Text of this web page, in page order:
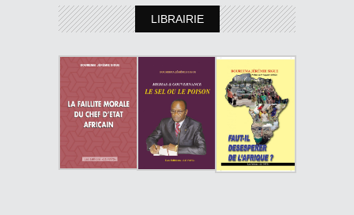
LIBRAIRIE